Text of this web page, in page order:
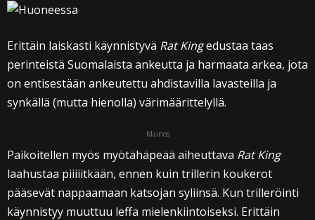
Erittäin laiskasti käynnistyvä Rat Kingedustaa taas
perinteistä Suomalaista ankeutta ja harmaata arkea, jota
on entisestään ankeutettu ahdistavilla lavasteilla ja
synkällä (mutta hienolla) värimäärittelyllä.
Mainos
Paikoitellen myös myötähäpeää aiheuttava Rat King
laahustaa piiiiitkään, ennen kuin trillerin koukerot
pääsevät nappaamaan katsojan syliinsä. Kun trilleröinti
käynnistyy muuttuu leffa mielenkiintoiseksi. Erittäin